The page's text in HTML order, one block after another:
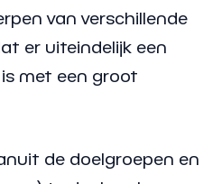
van verschillende
er uiteindelijk een
met een groot
de doelgroepen en